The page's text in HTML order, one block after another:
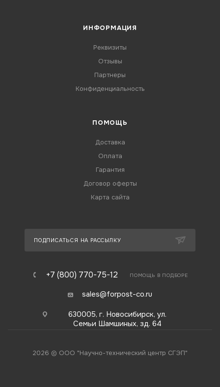
ИНФОРМАЦИЯ
Реквизиты
Отзывы
Партнеры
Конфиденциальность
ПОМОЩЬ
Доставка
Оплата
Гарантия
Договор оферты
Карта сайта
ПОДПИСАТЬСЯ НА РАССЫЛКУ
+7 (800) 770-75-12 ПОМОЩЬ В ПОДБОРЕ
sales@forpost-co.ru
630005, г. Новосибирск, ул.
Семьи Шамшиных, зд. 64
2026 © ООО "Научно-технический центр СГЭП"